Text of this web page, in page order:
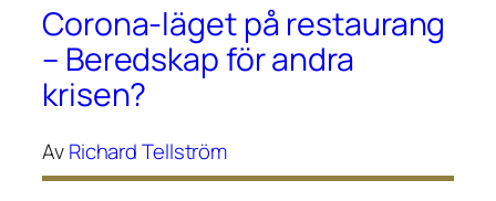
Corona-läget på restaurang
– Beredskap för andra
krisen?
AvRichard Tellström